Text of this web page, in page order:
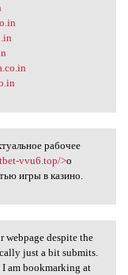
рабочее
vvu6.top/>о
игры в казино.
your
despite the
just a bit submits.
am bookmarking at